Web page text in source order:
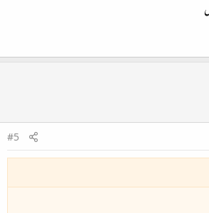
#5